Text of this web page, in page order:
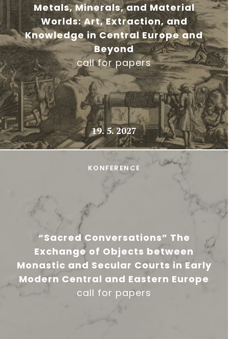
Metals, Minerals, and Material
Worlds: Art, Extraction, and
Knowledge in Central Europe and
Beyond
call for papers
19. 5. 2027
“Sacred Conversations” The
Exchange of Objects between
Monastic and Secular Courts in Early
Modern Central and Eastern Europe
call for papers
KONFERENCE